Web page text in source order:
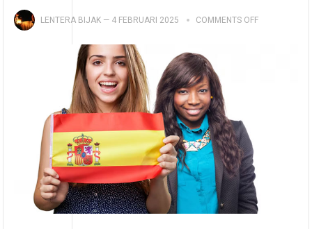
LENTERA BIJAK — 4 FEBRUARI 2025 COMMENTS OFF